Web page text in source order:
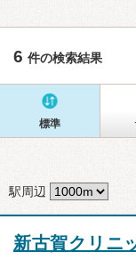
6 件の検索結果
標準
駅周辺
新古賀クリニ